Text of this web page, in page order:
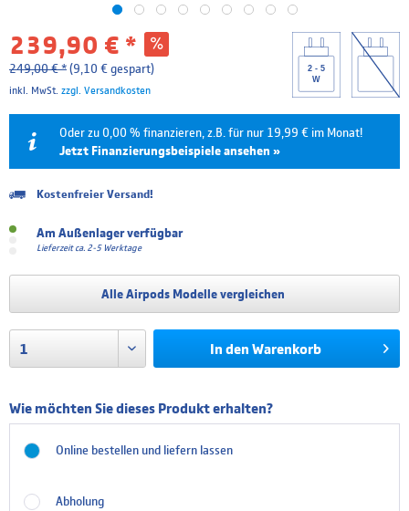
2 - 5
W
239,90 € *
249,00 € *(9,10 € gespart)
inkl. MwSt. zzgl. Versandkosten
Oder zu 0,00 % finanzieren, z.B. für nur 19,99 € im Monat!
Jetzt Finanzierungsbeispiele ansehen »
Laufzeit Effektivzins
6 Monate 0.00 %
4.99 % 13,85 €
24 Monate 10,51 € 252,34 €
Die Finanzierung wird über unseren Finanzierungspartner TARGOBANK abgewickelt. Bitte
Ihrer Bestellung angezeigt bekommen.
Kostenfreier Versand!
Am Außenlager verfügbar
Lieferzeit ca. 2-5 Werktage
Alle Airpods Modelle vergleichen
In den Warenkorb
Wie möchten Sie dieses Produkt erhalten?
Online bestellen und liefern lassen
Abholung